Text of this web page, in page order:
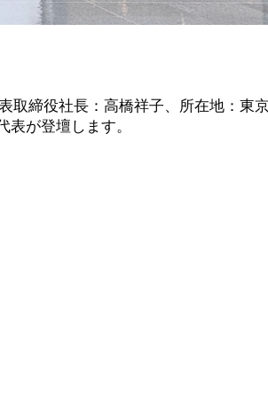
取締役社長：高橋祥子、所在地：東
が登壇します。